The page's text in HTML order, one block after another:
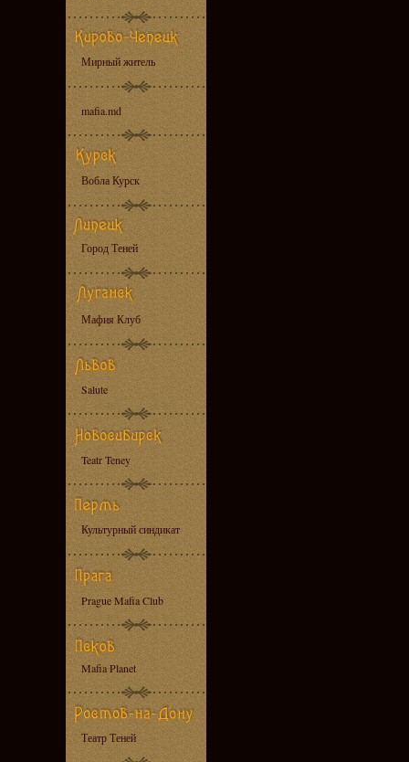
Мирный житель
mafia.md
Вобла Курск
Город Теней
Мафия Клуб
Salute
Teatr Teney
Культурный синдикат
Prague Mafia Club
Mafia Planet
Театр Теней